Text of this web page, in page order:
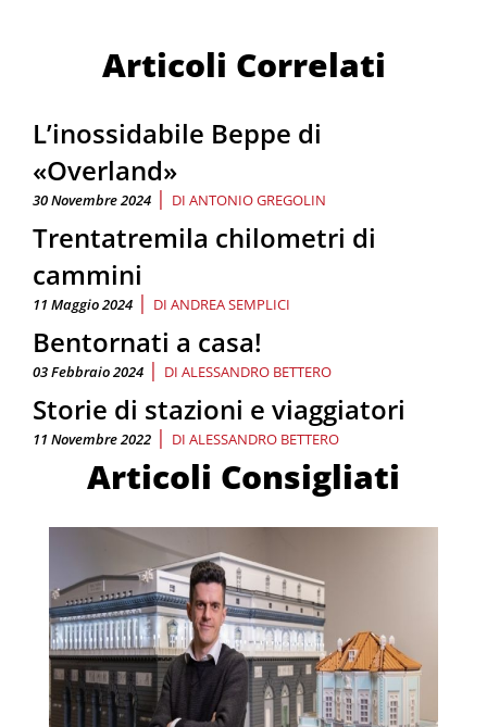
Articoli Correlati
L’inossidabile Beppe di
«Overland»
30 Novembre 2024 | DI ANTONIO GREGOLIN
Trentatremila chilometri di
cammini
11 Maggio 2024 | DI ANDREA SEMPLICI
Bentornati a casa!
03 Febbraio 2024 | DI ALESSANDRO BETTERO
Storie di stazioni e viaggiatori
11 Novembre 2022 | DI ALESSANDRO BETTERO
Articoli Consigliati